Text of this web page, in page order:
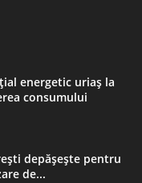
energetic uriaș la
consumului
depășește pentru
de...